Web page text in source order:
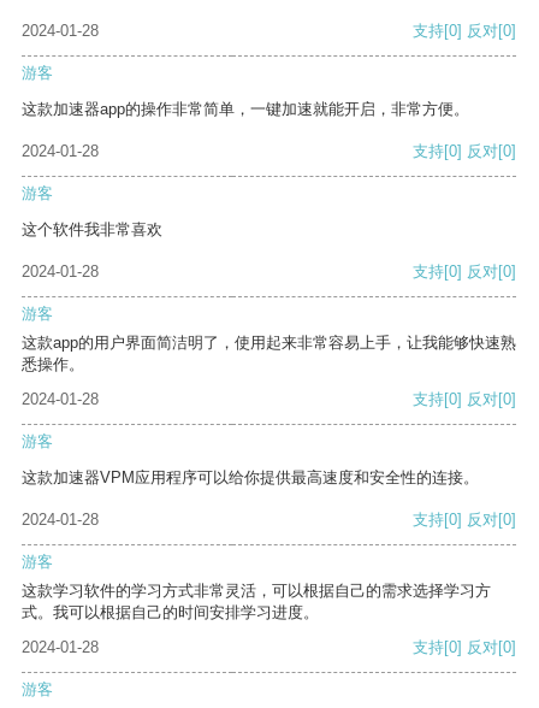
2024-01-28 支持[0] 反对[0]
游客
这款加速器app的操作非常简单，一键加速就能开启，非常方便。
2024-01-28 支持[0] 反对[0]
游客
这个软件我非常喜欢
2024-01-28 支持[0] 反对[0]
游客
这款app的用户界面简洁明了，使用起来非常容易上手，让我能够快速熟
悉操作。
2024-01-28
支持[0] 反对[0]
游客
这款加速器VPM应用程序可以给你提供最高速度和安全性的连接。
2024-01-28 支持[0] 反对[0]
游客
这款学习软件的学习方式非常灵活，可以根据自己的需求选择学习方
式。我可以根据自己的时间安排学习进度。
2024-01-28
支持[0] 反对[0]
游客